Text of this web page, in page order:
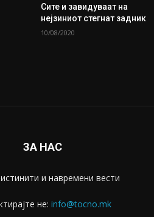
Сите и завидуваат на
нејзиниот стегнат задник
10/08/2020
ЗА НАС
и навремени вести
не: info@tocno.mk